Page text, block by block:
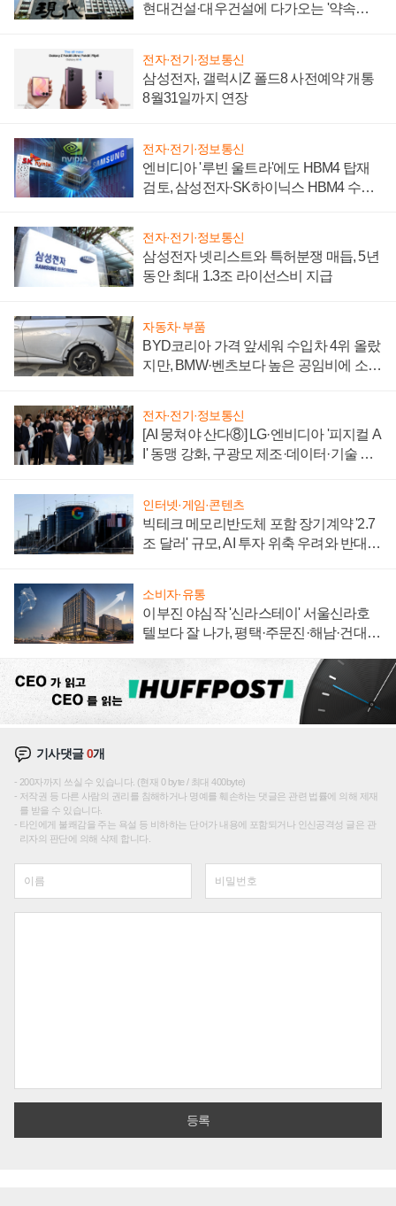
현대건설·대우건설에 다가오는 '약속의
전자·전기·정보통신
삼성전자, 갤럭시Z 폴드8 사전예약 개통
8월31일까지 연장
전자·전기·정보통신
엔비디아 '루빈 울트라'에도 HBM4 탑재
검토, 삼성전자·SK하이닉스 HBM4 수율
전자·전기·정보통신
삼성전자 넷리스트와 특허분쟁 매듭, 5년
동안 최대 1.3조 라이선스비 지급
자동차·부품
BYD코리아 가격 앞세워 수입차 4위 올랐
지만, BMW·벤츠보다 높은 공임비에 소비
전자·전기·정보통신
[AI 뭉쳐야 산다⑧] LG·엔비디아 '피지컬 A
I' 동맹 강화, 구광모 제조·데이터·기술 결
인터넷·게임·콘텐츠
빅테크 메모리반도체 포함 장기계약 '2.7
조 달러' 규모, AI 투자 위축 우려와 반대
소비자·유통
이부진 야심작 '신라스테이' 서울신라호
텔보다 잘 나가, 평택·주문진·해남·건대로
기사댓글0개
200자까지 쓰실 수 있습니다. (현재 0 byte / 최대 400byte)
저작권 등 다른 사람의 권리를 침해하거나 명예를 훼손하는 댓글은 관련 법률에 의해 제재
를 받을 수 있습니다.
타인에게 불쾌감을 주는 욕설 등 비하하는 단어가 내용에 포함되거나 인신공격성 글은 관
리자의 판단에 의해 삭제 합니다.